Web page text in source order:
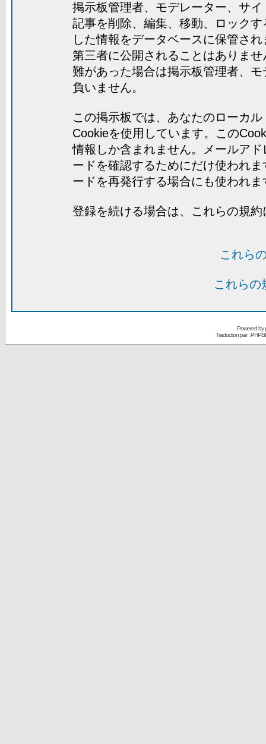
掲示板管理者、モデレーター、サ
記事を削除、編集、移動、ロック
した情報をデータベースに保管さ
第三者に公開されることはありま
難があった場合は掲示板管理者、
負いません。
この掲示板では、あなたのローカ
Cookieを使用しています。この
情報しか含まれません。メールア
ードを確認するためにだけ使われ
ードを再発行する場合にも使われま
登録を続ける場合は、これらの規
これら
これらの
Powered by
Traduction par :